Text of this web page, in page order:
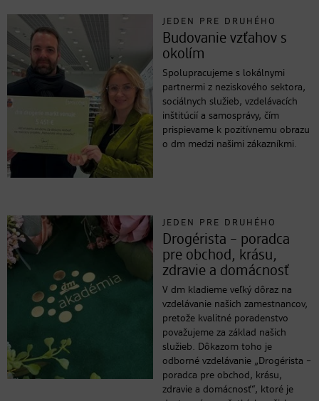
JEDEN PRE DRUHÉHO
Budovanie vzťahov s
okolím
Spolupracujeme s lokálnymi
partnermi z neziskového sektora,
sociálnych služieb, vzdelávacích
inštitúcií a samosprávy, čím
prispievame k pozitívnemu obrazu
o dm medzi našimi zákazníkmi.
JEDEN PRE DRUHÉHO
Drogérista – poradca
pre obchod, krásu,
zdravie a domácnosť
V dm kladieme veľký dôraz na
vzdelávanie našich zamestnancov,
pretože kvalitné poradenstvo
považujeme za základ našich
služieb. Dôkazom toho je
odborné vzdelávanie „Drogérista –
poradca pre obchod, krásu,
zdravie a domácnosť“, ktoré je